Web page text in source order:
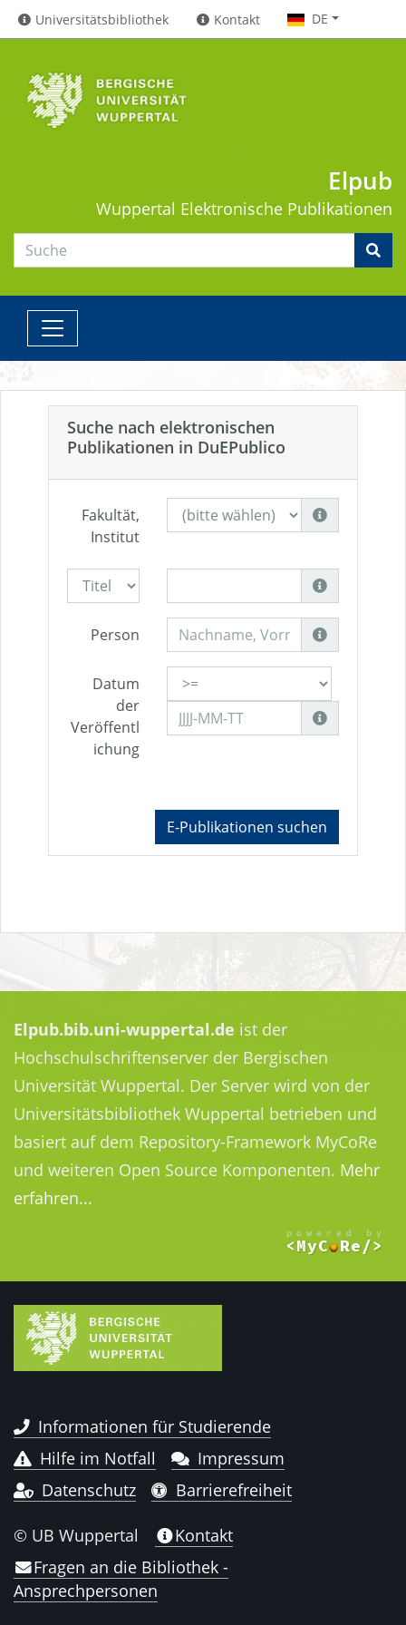
Universitätsbibliothek Kontakt DE
Elpub
Wuppertal Elektronische Publikationen
Suche nach elektronischen
Publikationen in DuEPublico
Fakultät,
Institut
Person
Datum
der
Veröffentl
ichung
E-Publikationen suchen
Elpub.bib.uni-wuppertal.de ist der
Hochschulschriftenserver der Bergischen
Universität Wuppertal. Der Server wird von der
Universitätsbibliothek Wuppertal betrieben und
basiert auf dem Repository-Framework MyCoRe
und weiteren Open Source Komponenten. Mehr
erfahren...
Informationen für Studierende
Hilfe im Notfall
Impressum
Datenschutz
Barrierefreiheit
© UB Wuppertal
Kontakt
Fragen an die Bibliothek -
Ansprechpersonen